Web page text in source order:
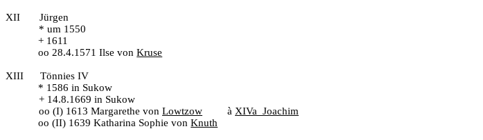
XII
Jürgen
* um 1550
+ 1611
oo 28.4.1571 Ilse vonKruse
XIII
Tönnies IV
* 1586 in Sukow
+ 14.8.1669 in Sukow
oo (I) 1613 Margarethe von Lowtzow à XIVa Joachim
oo (II) 1639 Katharina Sophie vonKnuth